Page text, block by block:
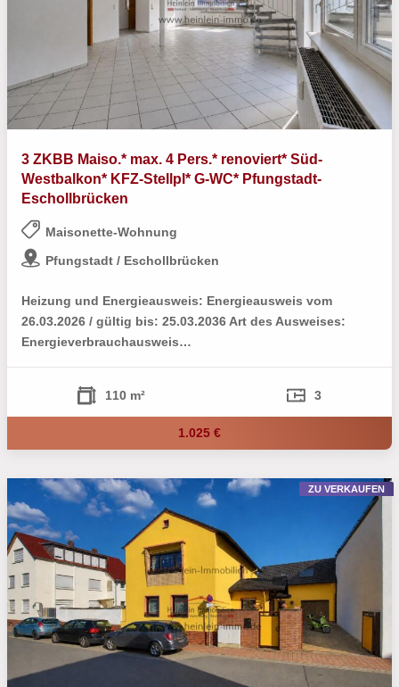
3 ZKBB Maiso.* max. 4 Pers.* renoviert* Süd-
Westbalkon* KFZ-Stellpl* G-WC* Pfungstadt-
Eschollbrücken
Maisonette-Wohnung
Pfungstadt / Eschollbrücken
Heizung und Energieausweis: Energieausweis vom
26.03.2026 / gültig bis: 25.03.2036 Art des Ausweises:
Energieverbrauchausweis…
110 m² 3
1.025 €
ZU VERKAUFEN